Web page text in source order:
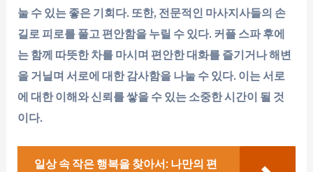
눌 수 있는 좋은 기회다. 또한, 전문적인 마사지사들의 손
길로 피로를 풀고 편안함을 누릴 수 있다. 커플 스파 후에
는 함께 따뜻한 차를 마시며 편안한 대화를 즐기거나 해변
을 거닐며 서로에 대한 감사함을 나눌 수 있다. 이는 서로
에 대한 이해와 신뢰를 쌓을 수 있는 소중한 시간이 될 것
이다.
일상 속 작은 행복을 찾아서: 나만의 편